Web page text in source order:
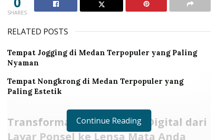
SHARES
RELATED POSTS
Tempat Jogging di Medan Terpopuler yang Paling
Nyaman
Tempat Nongkrong di Medan Terpopuler yang
Paling Estetik
Transformasi Antarmuka Digital dari
Layar Ponsel ke Lensa Mata Anda
Continue Reading